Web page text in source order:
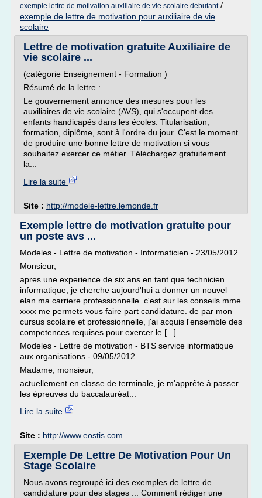
exemple lettre de motivation auxiliaire de vie scolaire debutant/
exemple de lettre de motivation pour auxiliaire de vie
scolaire
Lettre de motivation gratuite Auxiliaire de
vie scolaire ...
(catégorie Enseignement - Formation )
Résumé de la lettre :
Le gouvernement annonce des mesures pour les
auxiliaires de vie scolaire (AVS), qui s'occupent des
enfants handicapés dans les écoles. Titularisation,
formation, diplôme, sont à l'ordre du jour. C'est le moment
de produire une bonne lettre de motivation si vous
souhaitez exercer ce métier. Téléchargez gratuitement
la...
Lire la suite
Site : http://modele-lettre.lemonde.fr
Exemple lettre de motivation gratuite pour
un poste avs ...
Modeles - Lettre de motivation - Informaticien - 23/05/2012
Monsieur,
apres une experience de six ans en tant que technicien
informatique, je cherche aujourd'hui a donner un nouvel
elan ma carriere professionnelle. c'est sur les conseils mme
xxxx me permets vous faire part candidature. de par mon
cursus scolaire et professionnelle, j'ai acquis l'ensemble des
competences requises pour exercer le [...]
Modeles - Lettre de motivation - BTS service informatique
aux organisations - 09/05/2012
Madame, monsieur,
actuellement en classe de terminale, je m'apprête à passer
les épreuves du baccalauréat...
Lire la suite
Site : http://www.eostis.com
Exemple De Lettre De Motivation Pour Un
Stage Scolaire
Nous avons regroupé ici des exemples de lettre de
candidature pour des stages ... Comment rédiger une